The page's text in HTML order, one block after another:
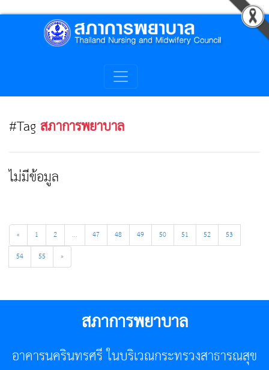
#Tagสภาการพยาบาล
ไม่มีข้อมูล
« 1 2 ... 47 48 49 50 51 52
53
54
55 »
สภาการพยาบาล
อาคารนครินทรศรี ในบริเวณกระทรวงสาธารณสุข